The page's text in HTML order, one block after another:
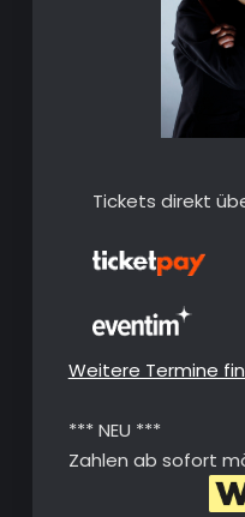
Tickets direkt
Weitere Termine
*** NEU ***
Zahlen ab sofort